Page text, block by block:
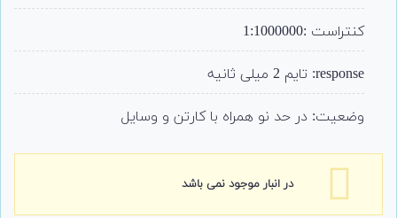
کنتراست :1:1000000
response: تایم 2 میلی ثانیه
وضعیت: در حد نو همراه با کارتن و وسایل
در انبار موجود نمی باشد